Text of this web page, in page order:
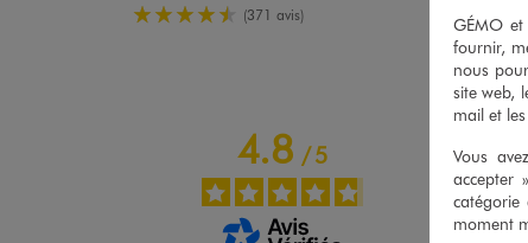
4.5/5 de moyenne
(371 avis)
4.8/5
GÉMO
fournir,
nous
site web,
mail et
Vous
accepter
moment